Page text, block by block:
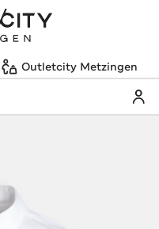
Outletcity Metzingen